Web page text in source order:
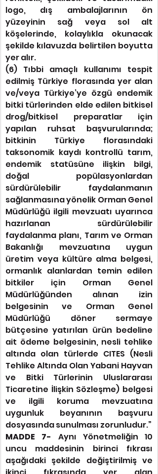
logo, dış ambalajlarının ön
yüzeyinin sağ veya sol alt
köşelerinde, kolaylıkla okunacak
şekilde kılavuzda belirtilen boyutta
yer alır.
(6) Tıbbi amaçlı kullanımı tespit
edilmiş Türkiye florasında yer alan
ve/veya Türkiye’ye özgü endemik
bitki türlerinden elde edilen bitkisel
drog/bitkisel preparatlar için
yapılan ruhsat başvurularında;
bitkinin Türkiye florasındaki
taksonomik kaydı kontrollü tarım,
endemik statüsüne ilişkin bilgi,
doğal popülasyonlardan
sürdürülebilir faydalanmanın
sağlanmasına yönelik Orman Genel
Müdürlüğü ilgili mevzuatı uyarınca
hazırlanan sürdürülebilir
faydalanma planı, Tarım ve Orman
Bakanlığı mevzuatına uygun
üretim veya kültüre alma belgesi,
ormanlık alanlardan temin edilen
bitkiler için Orman Genel
Müdürlüğünden alınan izin
belgesinin ve Orman Genel
Müdürlüğü döner sermaye
bütçesine yatırılan ürün bedeline
ait ödeme belgesinin, nesli tehlike
altında olan türlerde CITES (Nesli
Tehlike Altında Olan Yabani Hayvan
ve Bitki Türlerinin Uluslararası
Ticaretine İlişkin Sözleşme) belgesi
ve ilgili koruma mevzuatına
uygunluk beyanının başvuru
dosyasında sunulması zorunludur.”
MADDE 7- Aynı Yönetmeliğin 10
uncu maddesinin birinci fıkrası
aşağıdaki şekilde değiştirilmiş ve